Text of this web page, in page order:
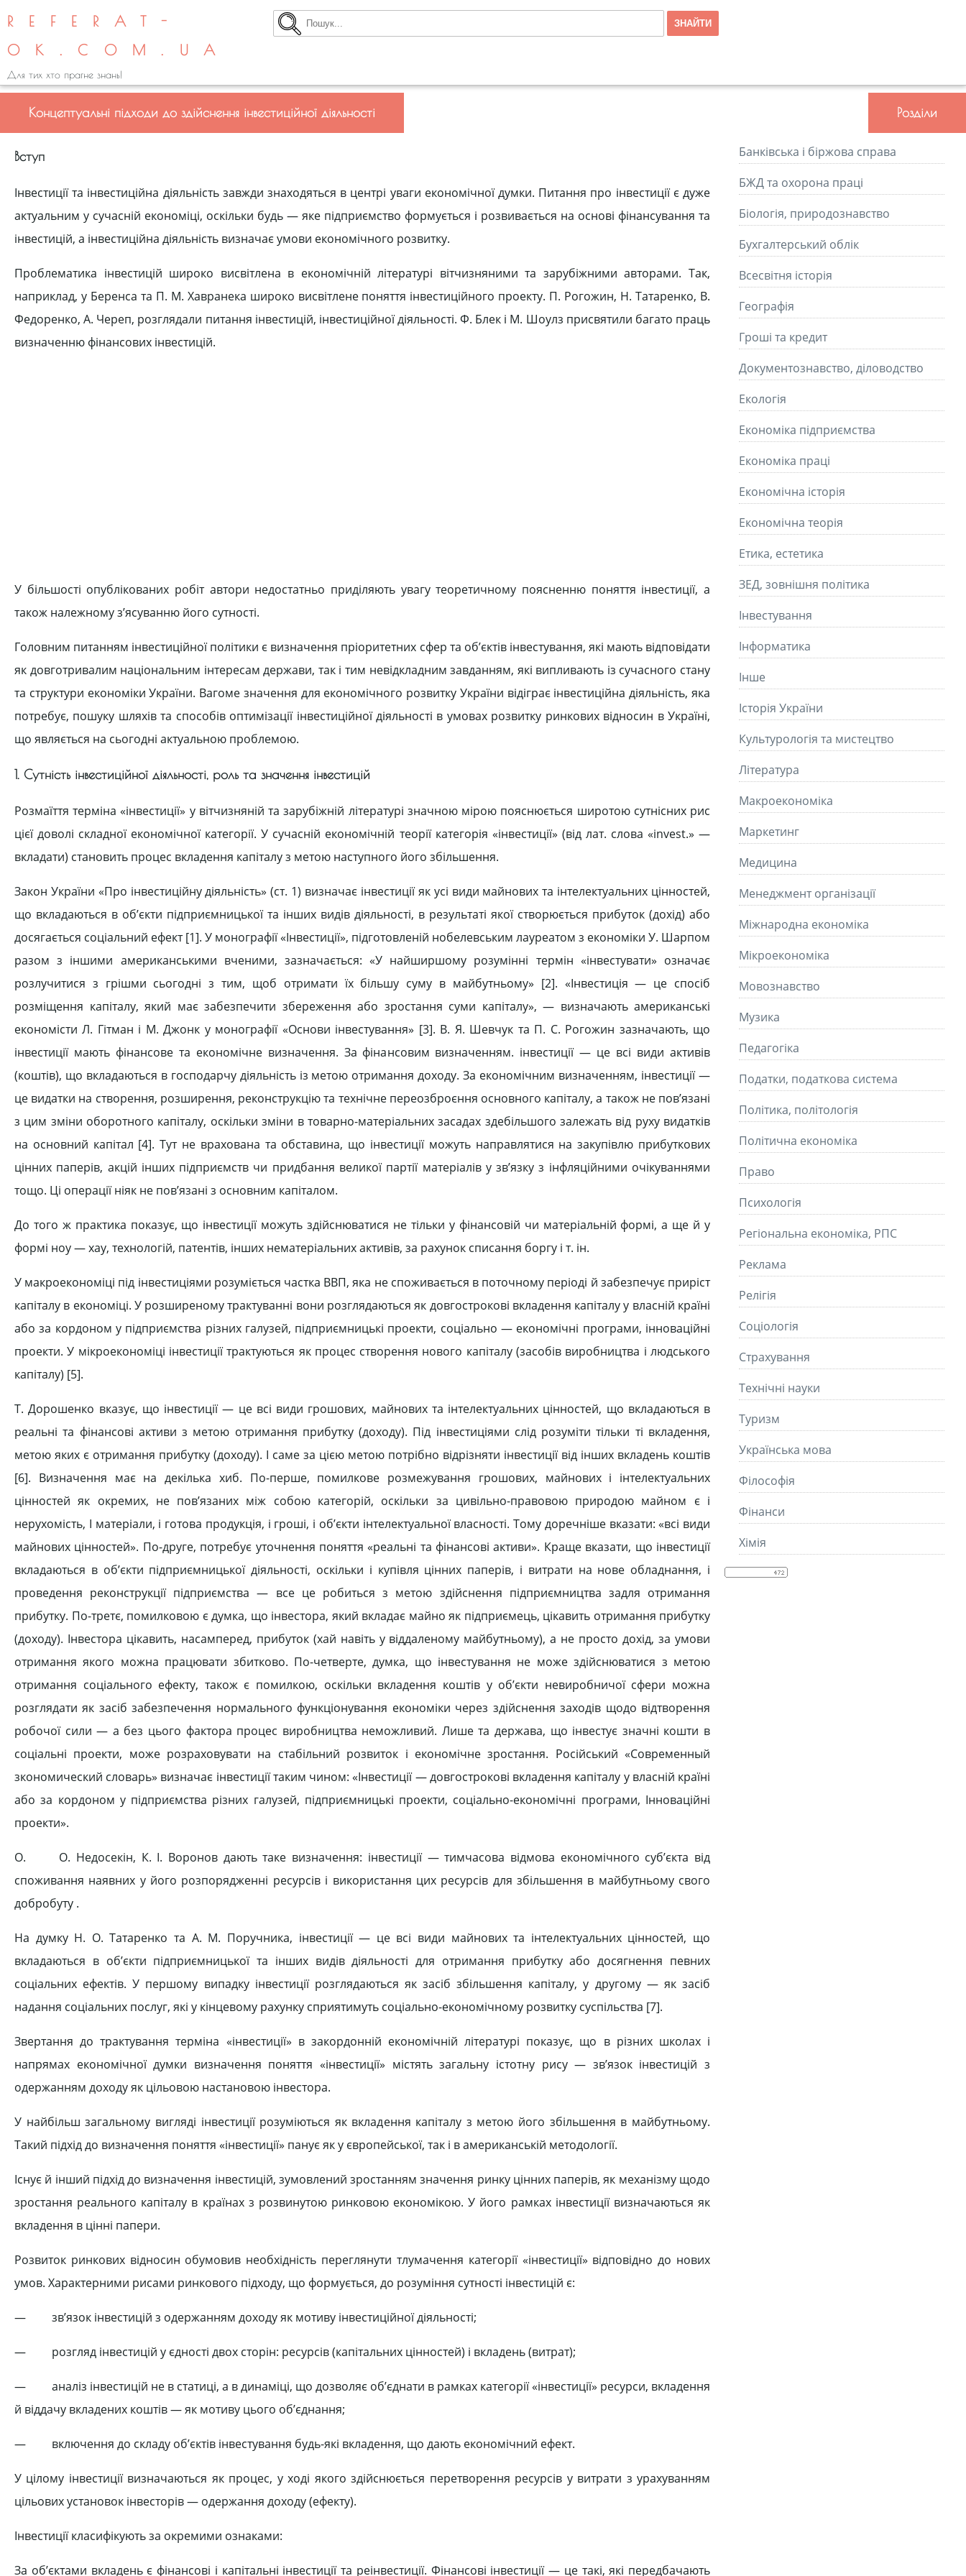
REFERAT-
OK.COM.UA
Для тих хто прагне знань!
Концептуальні підходи до здійснення інвестиційної діяльності
Вступ
Інвестиції та інвестиційна діяльність завжди знаходяться в центрі уваги економічної думки. Питання про інвестиції є дуже
актуальним у сучасній економіці, оскільки будь — яке підприємство формується і розвивається на основі фінансування та
інвестицій, а інвестиційна діяльність визначає умови економічного розвитку.
Проблематика інвестицій широко висвітлена в економічній літературі вітчизняними та зарубіжними авторами. Так,
наприклад, у Беренса та П. М. Хавранека широко висвітлене поняття інвестиційного проекту. П. Рогожин, Н. Татаренко, В.
Федоренко, А. Череп, розглядали питання інвестицій, інвестиційної діяльності. Ф. Блек і М. Шоулз присвятили багато праць
визначенню фінансових інвестицій.
У більшості опублікованих робіт автори недостатньо приділяють увагу теоретичному поясненню поняття інвестиції, а
також належному з’ясуванню його сутності.
Головним питанням інвестиційної політики є визначення пріоритетних сфер та об’єктів інвестування, які мають відповідати
як довготривалим національним інтересам держави, так і тим невідкладним завданням, які випливають із сучасного стану
та структури економіки України. Вагоме значення для економічного розвитку України відіграє інвестиційна діяльність, яка
потребує, пошуку шляхів та способів оптимізації інвестиційної діяльності в умовах розвитку ринкових відносин в Україні,
що являється на сьогодні актуальною проблемою.
1. Сутність інвестиційної діяльності, роль та значення інвестицій
Розмаїття терміна «інвестиції» у вітчизняній та зарубіжній літературі значною мірою пояснюється широтою сутнісних рис
цієї доволі складної економічної категорії. У сучасній економічній теорії категорія «інвестиції» (від лат. слова «invest.» —
вкладати) становить процес вкладення капіталу з метою наступного його збільшення.
Закон України «Про інвестиційну діяльність» (ст. 1) визначає інвестиції як усі види майнових та інтелектуальних цінностей,
що вкладаються в об’єкти підприємницької та інших видів діяльності, в результаті якої створюється прибуток (дохід) або
досягається соціальний ефект [1]. У монографії «Інвестиції», підготовленій нобелевським лауреатом з економіки У. Шарпом
разом з іншими американськими вченими, зазначається: «У найширшому розумінні термін «інвестувати» означає
розлучитися з грішми сьогодні з тим, щоб отримати їх більшу суму в майбутньому» [2]. «Інвестиція — це спосіб
розміщення капіталу, який має забезпечити збереження або зростання суми капіталу», — визначають американські
економісти Л. Гітман і М. Джонк у монографії «Основи інвестування» [3]. В. Я. Шевчук та П. С. Рогожин зазначають, що
інвестиції мають фінансове та економічне визначення. За фінансовим визначенням. інвестиції — це всі види активів
(коштів), що вкладаються в господарчу діяльність із метою отримання доходу. За економічним визначенням, інвестиції —
це видатки на створення, розширення, реконструкцію та технічне переозброєння основного капіталу, а також не пов’язані
з цим зміни оборотного капіталу, оскільки зміни в товарно-матеріальних засадах здебільшого залежать від руху видатків
на основний капітал [4]. Тут не врахована та обставина, що інвестиції можуть направлятися на закупівлю прибуткових
цінних паперів, акцій інших підприємств чи придбання великої партії матеріалів у зв’язку з інфляційними очікуваннями
тощо. Ці операції ніяк не пов’язані з основним капіталом.
До того ж практика показує, що інвестиції можуть здійснюватися не тільки у фінансовій чи матеріальній формі, а ще й у
формі ноу — хау, технологій, патентів, інших нематеріальних активів, за рахунок списання боргу і т. ін.
У макроекономіці під інвестиціями розуміється частка ВВП, яка не споживається в поточному періоді й забезпечує приріст
капіталу в економіці. У розширеному трактуванні вони розглядаються як довгострокові вкладення капіталу у власній країні
або за кордоном у підприємства різних галузей, підприємницькі проекти, соціально — економічні програми, інноваційні
проекти. У мікроекономіці інвестиції трактуються як процес створення нового капіталу (засобів виробництва і людського
капіталу) [5].
Т. Дорошенко вказує, що інвестиції — це всі види грошових, майнових та інтелектуальних цінностей, що вкладаються в
реальні та фінансові активи з метою отримання прибутку (доходу). Під інвестиціями слід розуміти тільки ті вкладення,
метою яких є отримання прибутку (доходу). І саме за цією метою потрібно відрізняти інвестиції від інших вкладень коштів
[6]. Визначення має на декілька хиб. По-перше, помилкове розмежування грошових, майнових і інтелектуальних
цінностей як окремих, не пов’язаних між собою категорій, оскільки за цивільно-правовою природою майном є і
нерухомість, І матеріали, і готова продукція, і гроші, і об’єкти інтелектуальної власності. Тому доречніше вказати: «всі види
майнових цінностей». По-друге, потребує уточнення поняття «реальні та фінансові активи». Краще вказати, що інвестиції
вкладаються в об’єкти підприємницької діяльності, оскільки і купівля цінних паперів, і витрати на нове обладнання, і
проведення реконструкції підприємства — все це робиться з метою здійснення підприємництва задля отримання
прибутку. По-третє, помилковою є думка, що інвестора, який вкладає майно як підприємець, цікавить отримання прибутку
(доходу). Інвестора цікавить, насамперед, прибуток (хай навіть у віддаленому майбутньому), а не просто дохід, за умови
отримання якого можна працювати збитково. По-четверте, думка, що інвестування не може здійснюватися з метою
отримання соціального ефекту, також є помилкою, оскільки вкладення коштів у об’єкти невиробничої сфери можна
розглядати як засіб забезпечення нормального функціонування економіки через здійснення заходів щодо відтворення
робочої сили — а без цього фактора процес виробництва неможливий. Лише та держава, що інвестує значні кошти в
соціальні проекти, може розраховувати на стабільний розвиток і економічне зростання. Російський «Современный
зкономический словарь» визначає інвестиції таким чином: «Інвестиції — довгострокові вкладення капіталу у власній країні
або за кордоном у підприємства різних галузей, підприємницькі проекти, соціально-економічні програми, Інноваційні
проекти».
О. О. Недосекін, К. І. Воронов дають таке визначення: інвестиції — тимчасова відмова економічного суб’єкта від
споживання наявних у його розпорядженні ресурсів і використання цих ресурсів для збільшення в майбутньому свого
добробуту .
На думку Н. О. Татаренко та А. М. Поручника, інвестиції — це всі види майнових та інтелектуальних цінностей, що
вкладаються в об’єкти підприємницької та інших видів діяльності для отримання прибутку або досягнення певних
соціальних ефектів. У першому випадку інвестиції розглядаються як засіб збільшення капіталу, у другому — як засіб
надання соціальних послуг, які у кінцевому рахунку сприятимуть соціально-економічному розвитку суспільства [7].
Звертання до трактування терміна «інвестиції» в закордонній економічній літературі показує, що в різних школах і
напрямах економічної думки визначення поняття «інвестиції» містять загальну істотну рису — зв’язок інвестицій з
одержанням доходу як цільовою настановою інвестора.
У найбільш загальному вигляді інвестиції розуміються як вкладення капіталу з метою його збільшення в майбутньому.
Такий підхід до визначення поняття «інвестиції» панує як у європейської, так і в американській методології.
Існує й інший підхід до визначення інвестицій, зумовлений зростанням значення ринку цінних паперів, як механізму щодо
зростання реального капіталу в країнах з розвинутою ринковою економікою. У його рамках інвестиції визначаються як
вкладення в цінні папери.
Розвиток ринкових відносин обумовив необхідність переглянути тлумачення категорії «інвестиції» відповідно до нових
умов. Характерними рисами ринкового підходу, що формується, до розуміння сутності інвестицій є:
— зв’язок інвестицій з одержанням доходу як мотиву інвестиційної діяльності;
— розгляд інвестицій у єдності двох сторін: ресурсів (капітальних цінностей) і вкладень (витрат);
— аналіз інвестицій не в статиці, а в динаміці, що дозволяє об’єднати в рамках категорії «інвестиції» ресурси, вкладення
й віддачу вкладених коштів — як мотиву цього об’єднання;
— включення до складу об’єктів інвестування будь-які вкладення, що дають економічний ефект.
У цілому інвестиції визначаються як процес, у ході якого здійснюється перетворення ресурсів у витрати з урахуванням
цільових установок інвесторів — одержання доходу (ефекту).
Інвестиції класифікують за окремими ознаками:
За об’єктами вкладень є фінансові і капітальні інвестиції та реінвестиції. Фінансові інвестиції — це такі, які передбачають
Розділи
Банківська і біржова справа
БЖД та охорона праці
Біологія, природознавство
Бухгалтерський облік
Всесвітня історія
Географія
Гроші та кредит
Документознавство, діловодство
Екологія
Економіка підприємства
Економіка праці
Економічна історія
Економічна теорія
Етика, естетика
ЗЕД, зовнішня політика
Інвестування
Інформатика
Інше
Історія України
Культурологія та мистецтво
Літературa
Макроекономіка
Маркетинг
Медицина
Менеджмент організації
Міжнародна економіка
Мікроекономіка
Мовознавство
Музика
Педагогіка
Податки, податкова система
Політика, політологія
Політична економіка
Право
Психологія
Регіональна економіка, РПС
Реклама
Релігія
Соціологія
Страхування
Технічні науки
Туризм
Українська мова
Філософія
Фінанси
Хімія